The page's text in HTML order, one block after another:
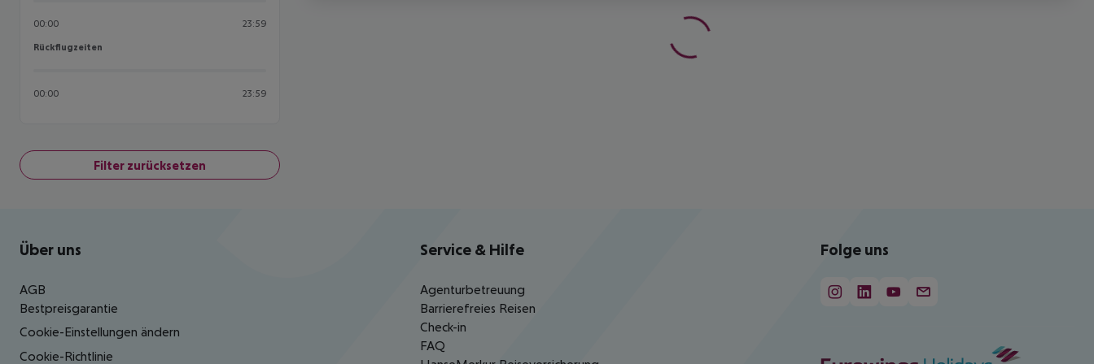
00:00 23:59
Rückflugzeiten
Rückflugzeiten
00:00 23:59
Filter zurücksetzen
Footer navigation
Über uns
AGB
Bestpreisgarantie
Cookie-Einstellungen ändern
Cookie-Richtlinie
Service & Hilfe
Agenturbetreuung
Barrierefreies Reisen
Check-in
FAQ
Folge uns